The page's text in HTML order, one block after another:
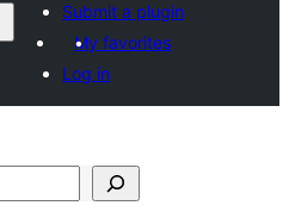
Submit a plugin
My favorites
Log in